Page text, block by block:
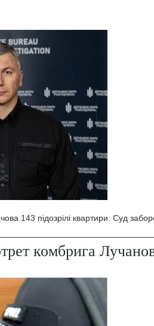
143 підозрілі квартири. Суд
комбрига